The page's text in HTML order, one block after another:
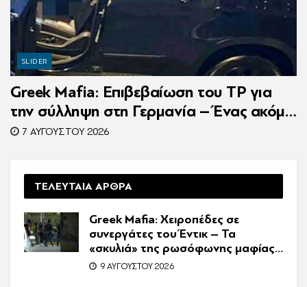
SLIDER
Greek Mafia: Επιβεβαίωση τoυ ΤP για
την σύλληψη στη Γερμανία – Ένας ακόμη
κατηγορούμενος για τον θάνατο του
7 ΑΥΓΟΎΣΤΟΥ 2026
ΤΕΛΕΥΤΑΙΑ ΑΡΘΡΑ
Greek Mafia: Χειροπέδες σε
συνεργάτες του Έντικ – Τα
«σκυλιά» της ρωσόφωνης μαφίας,
οι εκβιασμοί και το υπερπολυτελές
9 ΑΥΓΟΎΣΤΟΥ 2026